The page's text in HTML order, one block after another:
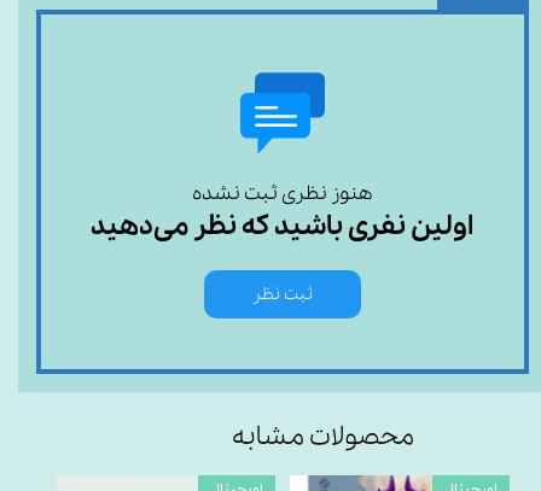
هنوز نظری ثبت نشده
اولین نفری باشید که نظر می‌دهید
ثبت نظر
محصولات مشابه